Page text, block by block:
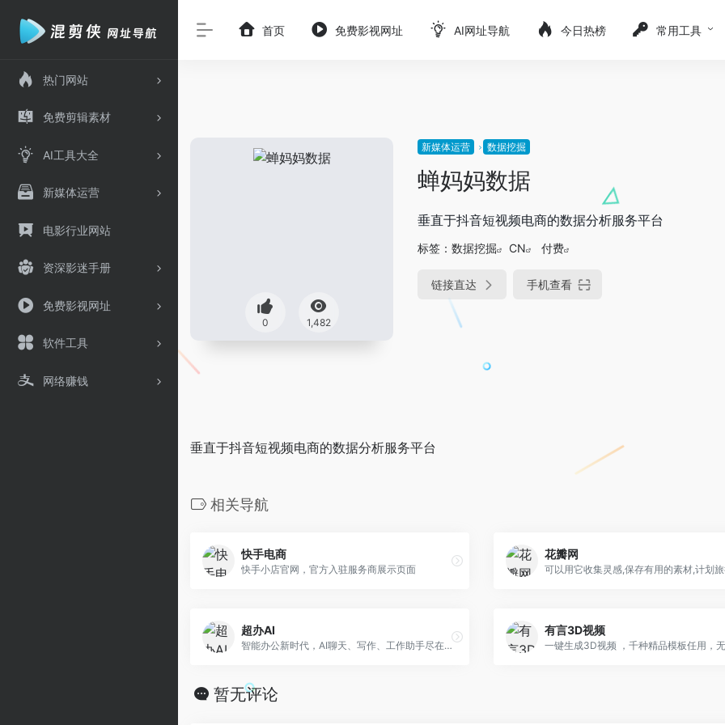
热门网站
免费剪辑素材
AI工具大全
新媒体运营
电影行业网站
资深影迷手册
免费影视网址
软件工具
网络赚钱
首页 免费影视网址 AI网址导航 今日热榜 常用工具
0 1,482
新媒体运营 数据挖掘
蝉妈妈数据
垂直于抖音短视频电商的数据分析服务平台
标签： 数据挖掘 CN 付费
链接直达 手机查看
垂直于抖音短视频电商的数据分析服务平台
相关导航
快手电商
快手小店官网，官方入驻服务商展示页面
花瓣网
超办AI
智能办公新时代，AI聊天、写作、工作助手尽在掌握
有言3D视频
暂无评论